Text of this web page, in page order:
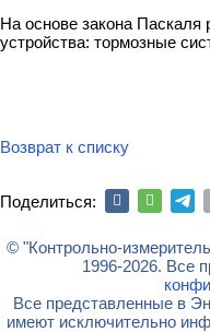
На основе закона Паскаля
устройства: тормозные
Возврат к списку
Поделиться:
© "Контрольно-
1996-2026. Все
Все представленные в
имеют исключительно